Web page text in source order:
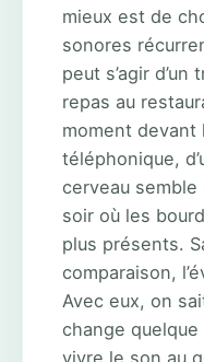
mieux est de
sonores
peut s’agir
repas au
moment devant
téléphonique,
cerveau
soir où les
plus présents.
comparaison,
Avec eux, on
change
vivre le son au